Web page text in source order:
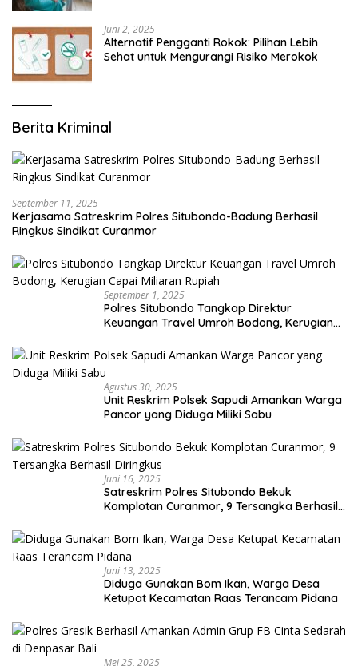
Juni 2, 2025
Alternatif Pengganti Rokok: Pilihan Lebih
Sehat untuk Mengurangi Risiko Merokok
Berita Kriminal
September 11, 2025
Kerjasama Satreskrim Polres Situbondo-Badung Berhasil
Ringkus Sindikat Curanmor
September 1, 2025
Polres Situbondo Tangkap Direktur
Keuangan Travel Umroh Bodong, Kerugian
Agustus 30, 2025
Unit Reskrim Polsek Sapudi Amankan Warga
Pancor yang Diduga Miliki Sabu
Juni 16, 2025
Satreskrim Polres Situbondo Bekuk
Komplotan Curanmor, 9 Tersangka Berhasil
Juni 13, 2025
Diduga Gunakan Bom Ikan, Warga Desa
Ketupat Kecamatan Raas Terancam Pidana
Mei 25, 2025